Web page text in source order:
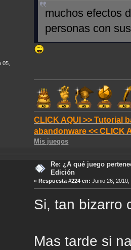
05,
muchos efectos
personas con
CLICK AQUI >> Tutorial
abandonware << CLICK
Mis juegos
Re: ¿A qué juego
Edición
«Respuesta #224 en: Junio 26,
Si, tan bizarro
Mas tarde si